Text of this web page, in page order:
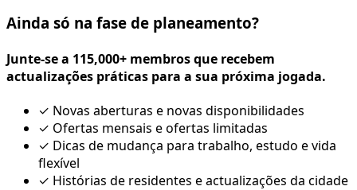
Ainda só na fase de planeamento?
Junte-se a 115,000+ membros que recebem
actualizações práticas para a sua próxima jogada.
✓ Novas aberturas e novas disponibilidades
✓ Ofertas mensais e ofertas limitadas
✓ Dicas de mudança para trabalho, estudo e vida
flexível
✓ Histórias de residentes e actualizações da cidade